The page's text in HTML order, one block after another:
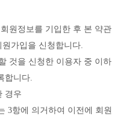
원정보를 기입한 후 본 약관
가입을 신청합니다.
것을 신청한 이용자 중 이하
합니다.
경우
3항에 의거하여 이전에 회원